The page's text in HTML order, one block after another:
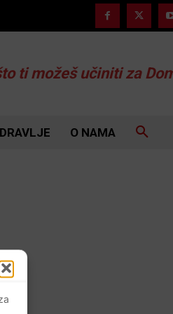
ti možeš učiniti za
O NAMA